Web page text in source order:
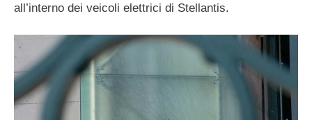
all’interno dei veicoli elettrici di Stellantis.